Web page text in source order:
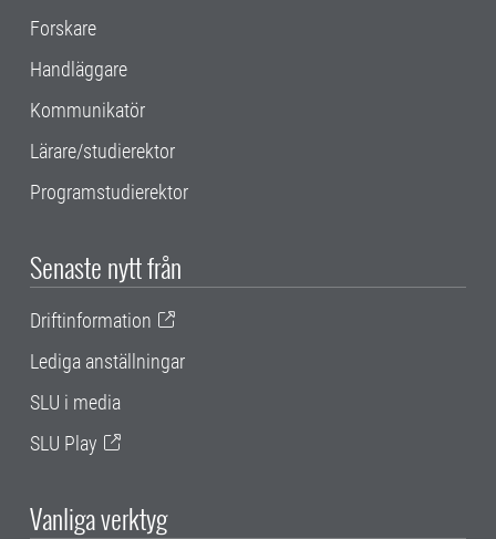
Forskare
Handläggare
Kommunikatör
Lärare/studierektor
Programstudierektor
Senaste nytt från
Driftinformation
Lediga anställningar
SLU i media
SLU Play
Vanliga verktyg